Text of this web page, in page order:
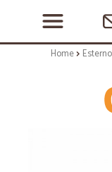
Home